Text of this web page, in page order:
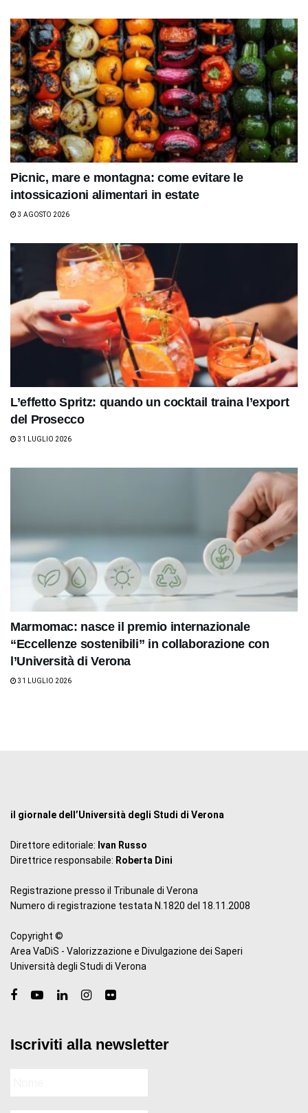
Picnic, mare e montagna: come evitare le
intossicazioni alimentari in estate
3 AGOSTO 2026
L’effetto Spritz: quando un cocktail traina l’export
del Prosecco
31 LUGLIO 2026
Marmomac: nasce il premio internazionale
“Eccellenze sostenibili” in collaborazione con
l’Università di Verona
31 LUGLIO 2026
il giornale dell’Università degli Studi di Verona
Direttore editoriale: Ivan Russo
Direttrice responsabile: Roberta Dini
Registrazione presso il Tribunale di Verona
Numero di registrazione testata N.1820 del 18.11.2008
Copyright ©
Area VaDiS - Valorizzazione e Divulgazione dei Saperi
Università degli Studi di Verona
Iscriviti alla newsletter